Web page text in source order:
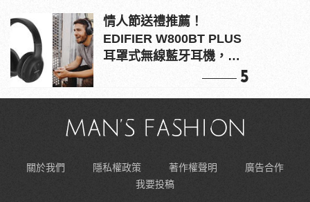
情人節送禮推薦！
EDIFIER W800BT PLUS
耳罩式無線藍牙耳機，在
5
關於我們 隱私權政策 著作權聲明
廣告合作
我要投稿